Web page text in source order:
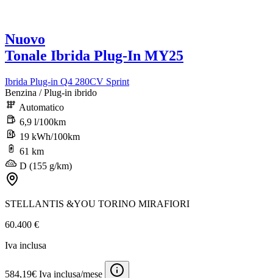
Nuovo
Tonale Ibrida Plug-In MY25
Ibrida Plug-in Q4 280CV Sprint
Benzina / Plug-in ibrido
Automatico
6,9 l/100km
19 kWh/100km
61 km
D (155 g/km)
STELLANTIS &YOU TORINO MIRAFIORI
60.400 €
Iva inclusa
584,19€ Iva inclusa/mese